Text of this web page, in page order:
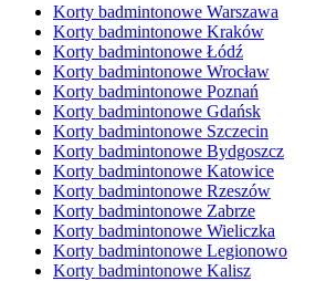
Korty badmintonowe Warszawa
Korty badmintonowe Kraków
Korty badmintonowe Łódź
Korty badmintonowe Wrocław
Korty badmintonowe Poznań
Korty badmintonowe Gdańsk
Korty badmintonowe Szczecin
Korty badmintonowe Bydgoszcz
Korty badmintonowe Katowice
Korty badmintonowe Rzeszów
Korty badmintonowe Zabrze
Korty badmintonowe Wieliczka
Korty badmintonowe Legionowo
Korty badmintonowe Kalisz